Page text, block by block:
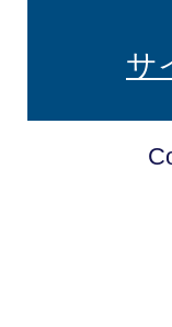
サ